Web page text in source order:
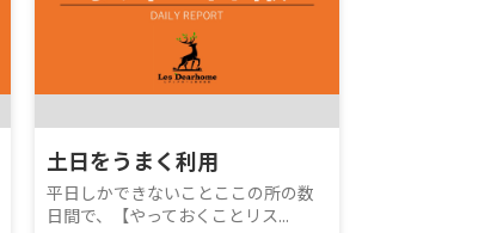
土日をうまく利用
平日しかできないことここの所の数
日間で、【やっておくことリス...